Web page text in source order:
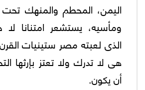
اليمن، المحطم والمنهك تحت
ومأسيه، يستشعر امتنانا لا
الذى لعبته مصر ستينيات
هى لا تدرك ولا تعتز بإرثها
أن يكون.